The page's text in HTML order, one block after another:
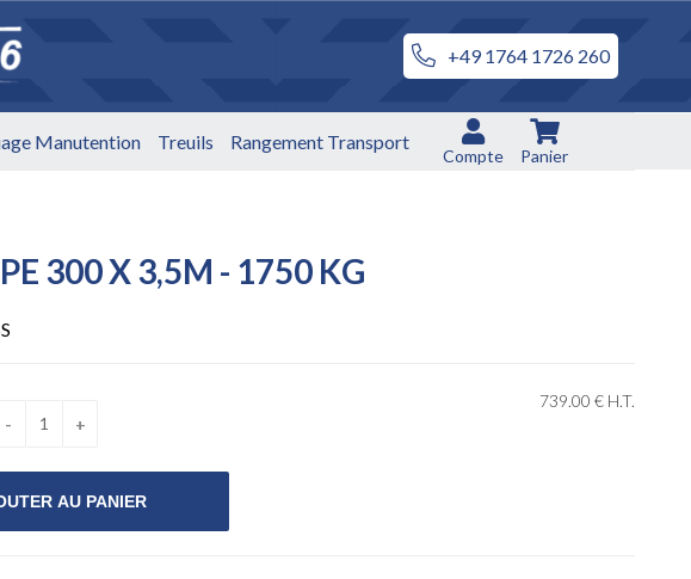
+49 1764 1726 260
Manutention Treuils Rangement Transport
Compte Panier
300 X 3,5M - 1750 KG
739.00 € H.T.